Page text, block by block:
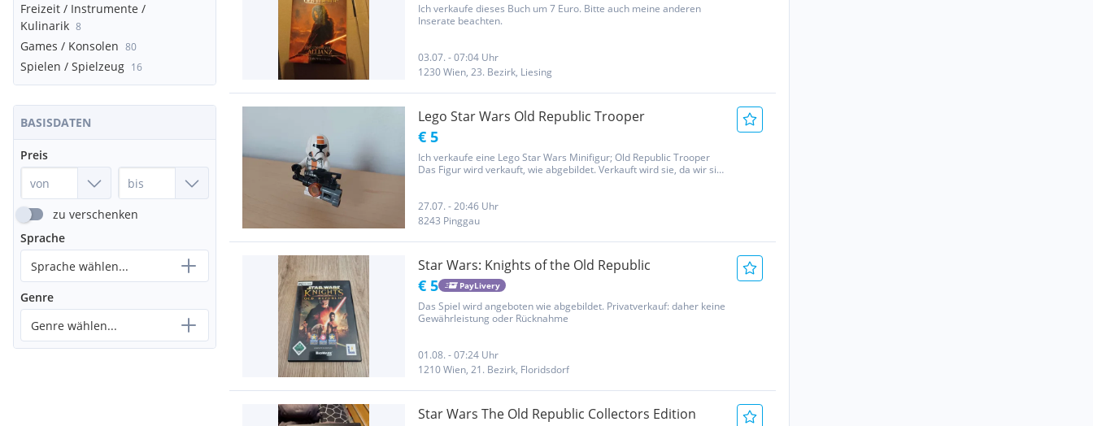
Freizeit / Instrumente /
Kulinarik 8
Games / Konsolen 80
Spielen / Spielzeug 16
BASISDATEN
Preis
zu verschenken
Sprache
Sprache wählen...
Genre
Genre wählen...
Ich verkaufe dieses Buch um 7 Euro. Bitte auch meine anderen
Inserate beachten.
03.07. - 07:04 Uhr
1230 Wien, 23. Bezirk, Liesing
Lego Star Wars Old Republic Trooper
€ 5
Ich verkaufe eine Lego Star Wars Minifigur; Old Republic Trooper
Das Figur wird verkauft, wie abgebildet. Verkauft wird sie, da wir sie
27.07. - 20:46 Uhr
8243 Pinggau
Star Wars: Knights of the Old Republic
€ 5 PayLivery
Das Spiel wird angeboten wie abgebildet. Privatverkauf: daher keine
Gewährleistung oder Rücknahme
01.08. - 07:24 Uhr
1210 Wien, 21. Bezirk, Floridsdorf
Star Wars The Old Republic Collectors Edition